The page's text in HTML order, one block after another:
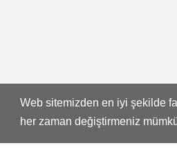
Web sitemizden en iyi şekilde
her zaman değiştirmeniz